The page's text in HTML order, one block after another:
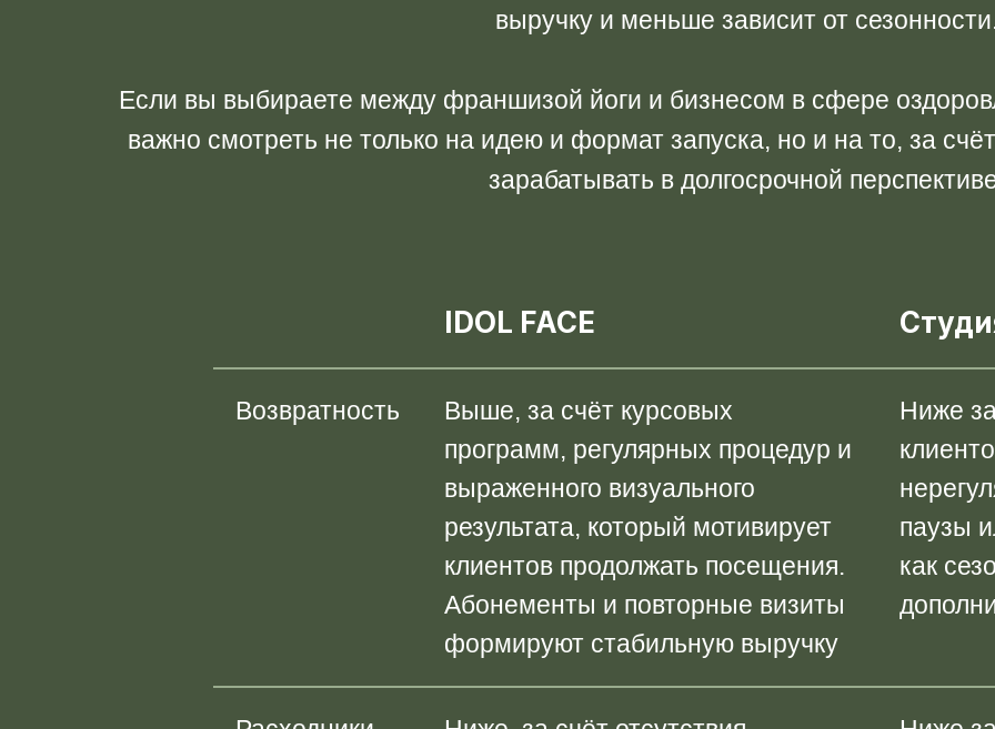
выручку и меньше зависит от
Если вы выбираете между франшизой йоги и бизнесом в сфере
важно смотреть не только на идею и формат запуска, но и на то, за
зарабатывать в долгосрочной
IDOL FACE
Возвратность
Выше, за счёт курсовых
программ, регулярных процедур и
выраженного визуального
результата, который мотивирует
клиентов продолжать посещения.
Абонементы и повторные визиты
формируют стабильную выручку
Ниже
паузы
как